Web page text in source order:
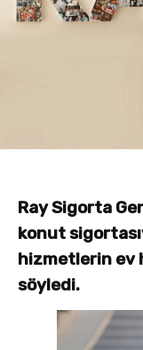
Ray Sigorta
konut
hizmetlerin ev
söyledi.